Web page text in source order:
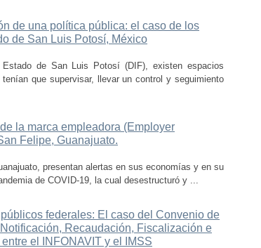
de una política pública: el caso de los
de San Luis Potosí, México
de San Luis Potosí (DIF), existen espacios
que supervisar, llevar un control y seguimiento
la marca empleadora (Employer
Felipe, Guanajuato.
presentan alertas en sus economías y en su
de COVID-19, la cual desestructuró y ...
federales: El caso del Convenio de
Recaudación, Fiscalización e
el INFONAVIT y el IMSS